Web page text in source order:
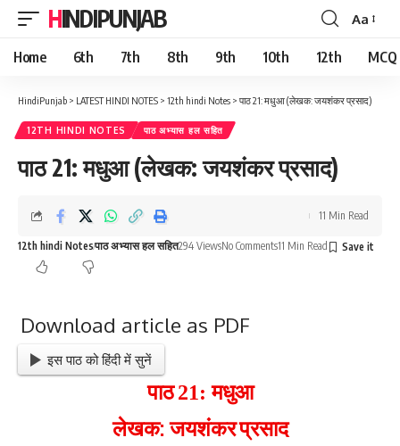
HINDIPUNJAB
Font
Resizer
Aa
Home 6th 7th 8th 9th 10th 12th MCQ
HindiPunjab > LATEST HINDI NOTES > 12th hindi Notes > पाठ 21: मधुआ (लेखक: जयशंकर प्रसाद)
12TH HINDI NOTES पाठ अभ्यास हल सहित
पाठ 21: मधुआ (लेखक: जयशंकर प्रसाद)
12th hindi Notesपाठ अभ्यास हल सहित294 ViewsNo Comments11 Min Read
11 Min Read
Download article as PDF
इस पाठ को हिंदी में सुनें
पाठ 21:मधुआ
लेखक:जयशंकरप्रसाद